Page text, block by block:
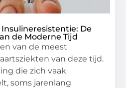
De
de Moderne Tijd
van de meest
van deze tijd.
die zich vaak
soms jarenlang